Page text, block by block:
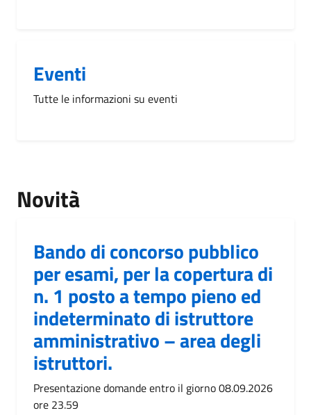
Eventi
Tutte le informazioni su eventi
Novità
Bando di concorso pubblico
per esami, per la copertura di
n. 1 posto a tempo pieno ed
indeterminato di istruttore
amministrativo – area degli
istruttori.
Presentazione domande entro il giorno 08.09.2026
ore 23.59